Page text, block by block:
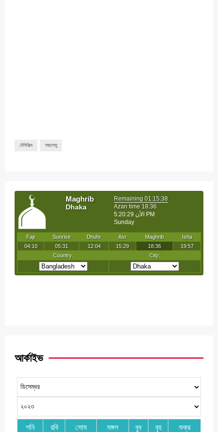
টেলিফিল্ম পদ্মাসেতু
আর্কাইভ
শনি রবি সোম মঙ্গল বুধ বৃহ শুক্র